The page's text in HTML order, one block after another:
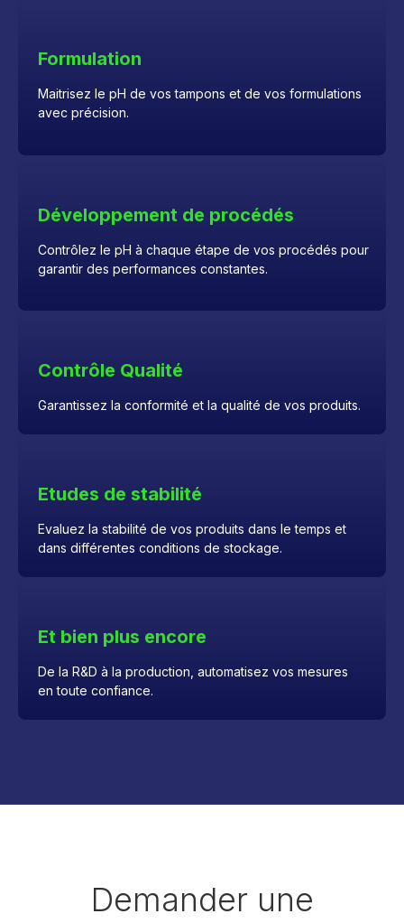
Formulation
Maitrisez le pH de vos tampons et de vos formulations
avec précision.
Développement de procédés
Contrôlez le pH à chaque étape de vos procédés pour
garantir des performances constantes.
Contrôle Qualité
Garantissez la conformité et la qualité de vos produits.
Etudes de stabilité
Evaluez la stabilité de vos produits dans le temps et
dans différentes conditions de stockage.
Et bien plus encore
De la R&D à la production, automatisez vos mesures
en toute confiance.
Demander une